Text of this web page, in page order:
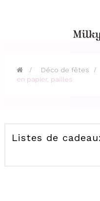
> Déco de fêtes >
en papier, pailles
Listes de